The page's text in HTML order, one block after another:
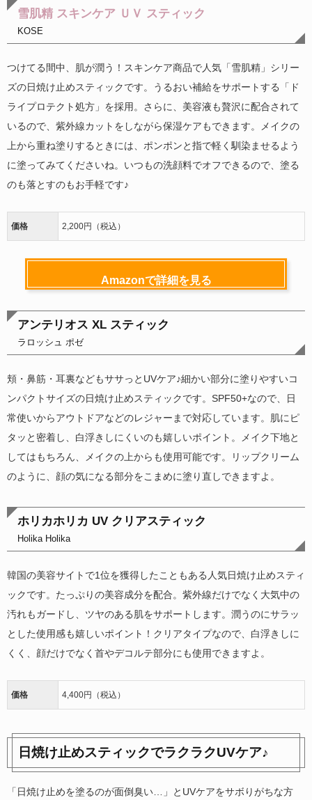
雪肌精 スキンケア ＵＶ スティック
KOSE
つけてる間中、肌が潤う！スキンケア商品で人気「雪肌精」シリー
ズの日焼け止めスティックです。うるおい補給をサポートする「ド
ライプロテクト処方」を採用。さらに、美容液も贅沢に配合されて
いるので、紫外線カットをしながら保湿ケアもできます。メイクの
上から重ね塗りするときには、ポンポンと指で軽く馴染ませるよう
に塗ってみてくださいね。いつもの洗顔料でオフできるので、塗る
のも落とすのもお手軽です♪
価格 2,200円（税込）
Amazonで詳細を見る
アンテリオス XL スティック
ラロッシュ ポゼ
頬・鼻筋・耳裏などもササっとUVケア♪細かい部分に塗りやすいコ
ンパクトサイズの日焼け止めスティックです。SPF50+なので、日
常使いからアウトドアなどのレジャーまで対応しています。肌にピ
タッと密着し、白浮きしにくいのも嬉しいポイント。メイク下地と
してはもちろん、メイクの上からも使用可能です。リップクリーム
のように、顔の気になる部分をこまめに塗り直しできますよ。
ホリカホリカ UV クリアスティック
Holika Holika
韓国の美容サイトで1位を獲得したこともある人気日焼け止めスティ
ックです。たっぷりの美容成分を配合。紫外線だけでなく大気中の
汚れもガードし、ツヤのある肌をサポートします。潤うのにサラッ
とした使用感も嬉しいポイント！クリアタイプなので、白浮きしに
くく、顔だけでなく首やデコルテ部分にも使用できますよ。
価格 4,400円（税込）
日焼け止めスティックでラクラクUVケア♪
「日焼け止めを塗るのが面倒臭い…」とUVケアをサボりがちな方